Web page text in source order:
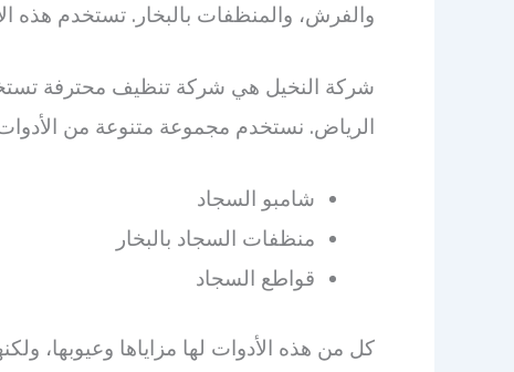
والفرش، والمنظفات بالبخار. تستخدم هذه
شركة النخيل هي شركة تنظيف محترفة
الرياض. نستخدم مجموعة متنوعة من
شامبو السجاد
منظفات السجاد بالبخار
قواطع السجاد
كل من هذه الأدوات لها مزاياها وعيوبها،